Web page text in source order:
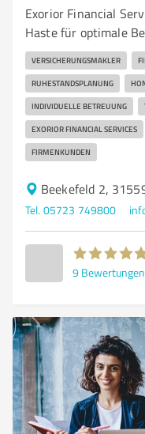
Exorior Financial
Haste für optimale
VERSICHERUNGSMAKLER
RUHESTANDSPLANUNG
INDIVIDUELLE BETREUUNG
EXORIOR FINANCIAL SERVICES
FIRMENKUNDEN
Beekefeld 2,
Tel. 05723 749800
9 Bewertungen